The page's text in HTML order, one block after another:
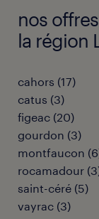
nos
la région
cahors (17)
catus (3)
figeac (20)
gourdon (3)
montfaucon (6
rocamadour (3
saint-céré (5)
vayrac (3)